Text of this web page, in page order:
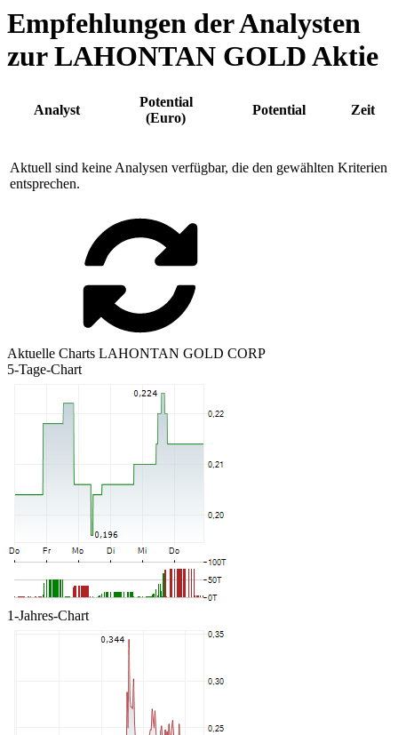
Empfehlungen der Analysten
zur LAHONTAN GOLD Aktie
Analyst
Potential
(Euro)
Potential Zeit
Aktuell sind keine Analysen verfügbar, die den gewählten Kriterien
entsprechen.
Aktuelle Charts LAHONTAN GOLD CORP
5-Tage-Chart
1-Jahres-Chart